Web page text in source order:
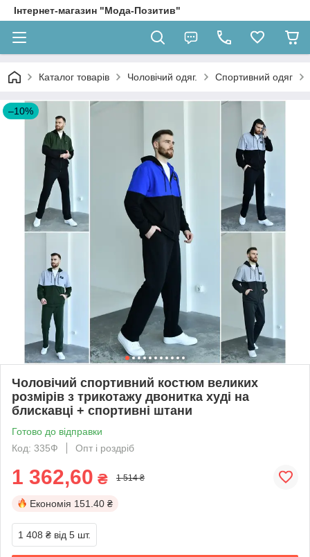
Інтернет-магазин "Мода-Позитив"
Каталог товарів Чоловічий одяг. Спортивний одяг
–10%
Чоловічий спортивний костюм великих
розмірів з трикотажу двонитка худі на
блискавці + спортивні штани
Готово до відправки
Код: 335Ф
Опт і роздріб
1 362,60 ₴ 1 514 ₴
Економія 151.40 ₴
1 408 ₴ від 5 шт.